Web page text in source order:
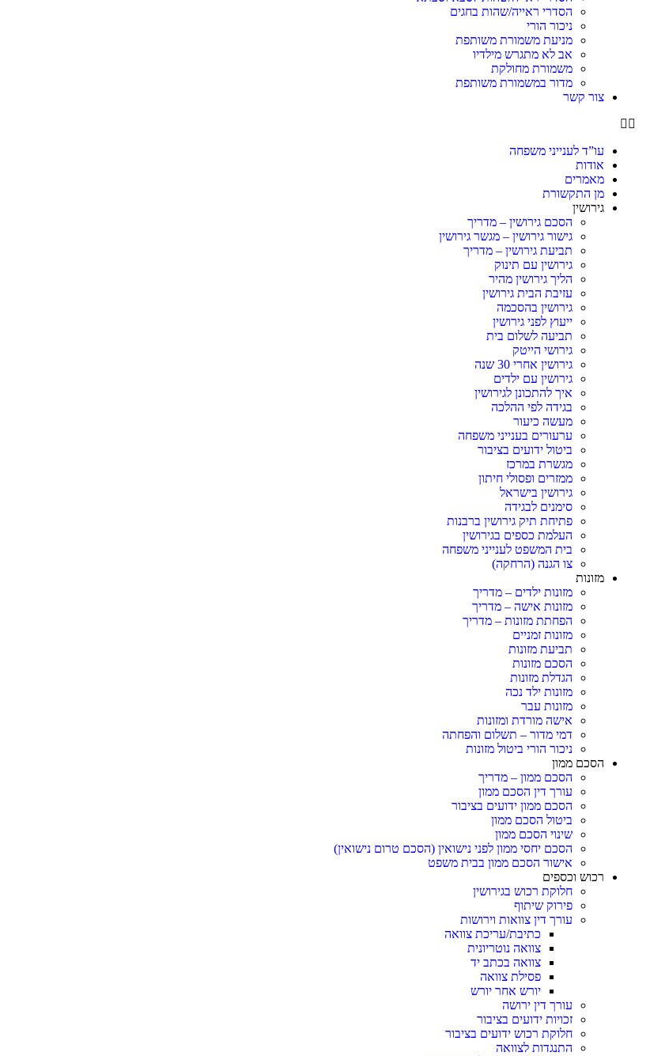
הסדרי ראייה/שהות בחגים
ניכור הורי
מניעת משמורת משותפת
אב לא מתגרש מילדיו
משמורת מחולקת
מדור במשמורת משותפת
צור קשר
עו”ד לענייני משפחה
אודות
מאמרים
מן התקשורת
גירושין
הסכם גירושין – מדריך
גישור גירושין – מגשר גירושין
תביעת גירושין – מדריך
גירושין עם תינוק
הליך גירושין מהיר
עזיבת הבית גירושין
גירושין בהסכמה
ייעוץ לפני גירושין
תביעה לשלום בית
גירושי הייטק
גירושין אחרי 30 שנה
גירושין עם ילדים
איך להתכונן לגירושין
בגידה לפי ההלכה
מעשה כיעור
ערעורים בענייני משפחה
ביטול ידועים בציבור
מגשרת במרכז
ממזרים ופסולי חיתון
גירושין בישראל
סימנים לבגידה
פתיחת תיק גירושין ברבנות
העלמת כספים בגירושין
בית המשפט לענייני משפחה
צו הגנה (הרחקה)
מזונות
מזונות ילדים – מדריך
מזונות אישה – מדריך
הפחתת מזונות – מדריך
מזונות זמניים
תביעת מזונות
הסכם מזונות
הגדלת מזונות
מזונות ילד נכה
מזונות עבר
אישה מורדת ומזונות
דמי מדור – תשלום והפחתה
ניכור הורי ביטול מזונות
הסכם ממון
הסכם ממון – מדריך
עורך דין הסכם ממון
הסכם ממון ידועים בציבור
ביטול הסכם ממון
שינוי הסכם ממון
הסכם יחסי ממון לפני נישואין (הסכם טרום נישואין)
אישור הסכם ממון בבית משפט
רכוש וכספים
חלוקת רכוש בגירושין
פירוק שיתוף
עורך דין צוואות וירושות
כתיבת/עריכת צוואה
צוואה נוטריונית
צוואה בכתב יד
פסילת צוואה
יורש אחר יורש
עורך דין ירושה
זכויות ידועים בציבור
חלוקת רכוש ידועים בציבור
התנגדות לצוואה